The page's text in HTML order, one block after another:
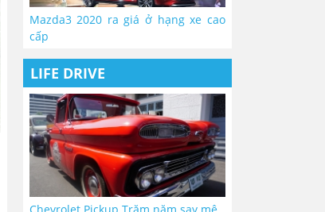
Mazda3 2020 ra giá ở hạng xe cao
cấp
LIFE DRIVE